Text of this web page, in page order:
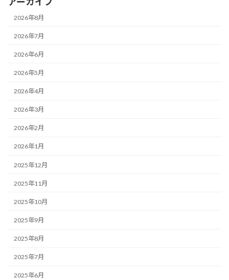
2026年8月
2026年7月
2026年6月
2026年5月
2026年4月
2026年3月
2026年2月
2026年1月
2025年12月
2025年11月
2025年10月
2025年9月
2025年8月
2025年7月
2025年6月